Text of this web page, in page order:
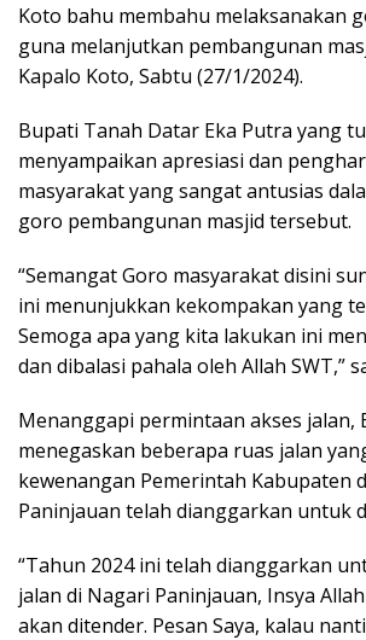
Koto bahu membahu melaksanakan
guna melanjutkan pembangunan
Kapalo Koto, Sabtu (27/1/2024).
Bupati Tanah Datar Eka Putra yang
menyampaikan apresiasi dan
masyarakat yang sangat antusias
goro pembangunan masjid tersebut.
“Semangat Goro masyarakat disini
ini menunjukkan kekompakan yang
Semoga apa yang kita lakukan ini
dan dibalasi pahala oleh Allah SWT,”
Menanggapi permintaan akses jalan,
menegaskan beberapa ruas jalan
kewenangan Pemerintah Kabupaten
Paninjauan telah dianggarkan untuk
“Tahun 2024 ini telah dianggarkan
jalan di Nagari Paninjauan, Insya
akan ditender. Pesan Saya, kalau